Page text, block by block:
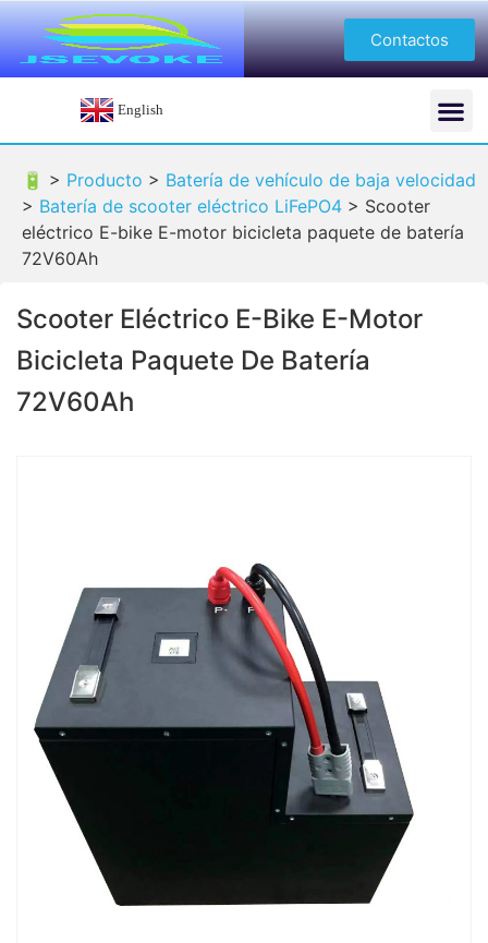
Contactos
English
🔋 > Producto > Batería de vehículo de baja velocidad
> Batería de scooter eléctrico LiFePO4 > Scooter
eléctrico E-bike E-motor bicicleta paquete de batería
72V60Ah
Scooter Eléctrico E-Bike E-Motor
Bicicleta Paquete De Batería
72V60Ah